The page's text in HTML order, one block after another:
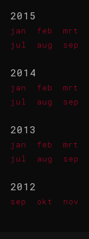
2015
jan feb mrt
jul
aug sep
2014
jan feb mrt
jul
aug sep
2013
jan feb mrt
jul
aug sep
2012
sep okt nov